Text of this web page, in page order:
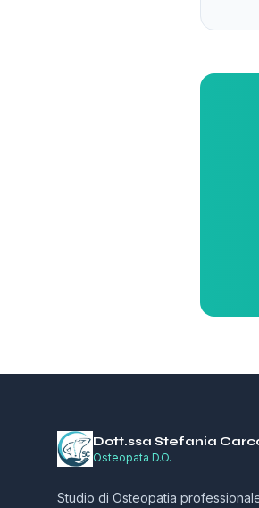
Dott.ssa Stefania
Osteopata D.O.
Studio di Osteopatia